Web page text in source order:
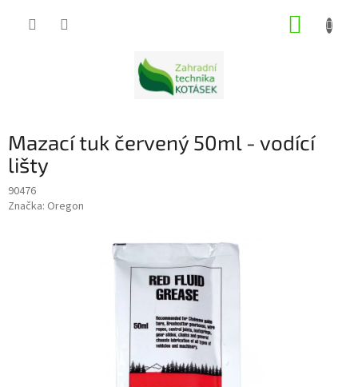
Mazací tuk červený 50ml - vodící
lišty
90476
Značka: Oregon